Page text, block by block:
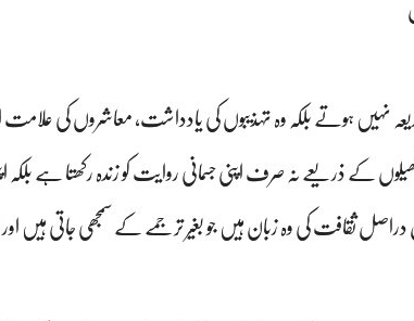
نہیں ہوتے بلکہ وہ تہذیبوں کی یادداشت، معاشروں کی علامت
کے ذریعے نہ صرف اپنی جسمانی روایت کو زندہ رکھتا ہے بلکہ اپنی
ثقافت کی وہ زبان ہیں جو بغیر ترجمے کے سمجھی جاتی ہیں